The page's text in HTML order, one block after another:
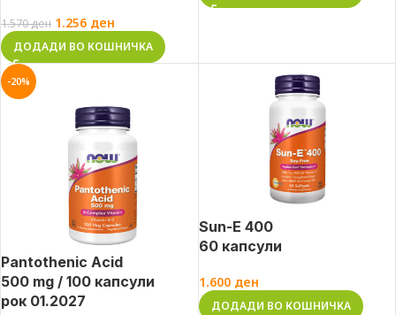
1.570ден 1.256 ден
ДОДАДИ ВО КОШНИЧКА
-20%
Pantothenic Acid
500 mg / 100 капсули
рок 01.2027
Sun-E 400
60 капсули
1.600 ден
ДОДАДИ ВО КОШНИЧКА